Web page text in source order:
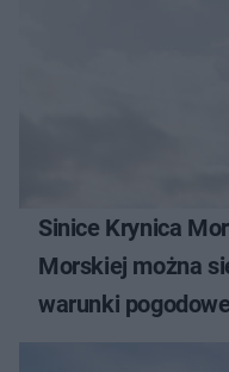
Sinice Krynica
Morskiej można
warunki pogodowe